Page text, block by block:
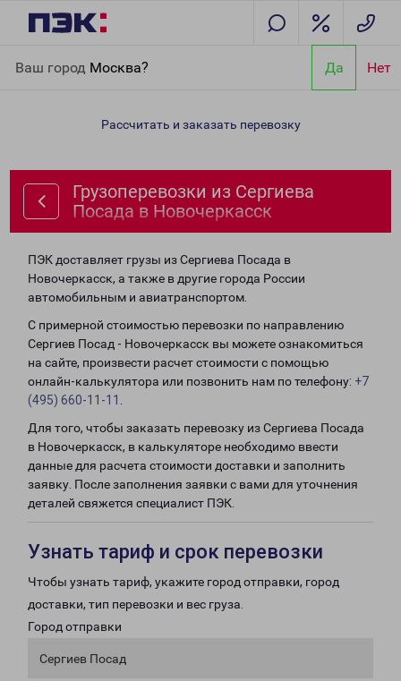
Ваш город Москва? Да Нет
Новочеркасск
Рассчитать и заказать перевозку
Грузоперевозки из Сергиева
Посада в Новочеркасск
ПЭК доставляет грузы из Сергиева Посада в
Новочеркасск, а также в другие города России
автомобильным и авиатранспортом.
С примерной стоимостью перевозки по направлению
Сергиев Посад - Новочеркасск вы можете ознакомиться
на сайте, произвести расчет стоимости с помощью
онлайн-калькулятора или позвонить нам по телефону: +7
(495) 660-11-11
Для того, чтобы заказать перевозку из Сергиева Посада
в Новочеркасск, в калькуляторе необходимо ввести
данные для расчета стоимости доставки и заполнить
заявку. После заполнения заявки с вами для уточнения
деталей свяжется специалист ПЭК.
Узнать тариф и срок перевозки
Чтобы узнать тариф, укажите город отправки, город
доставки, тип перевозки и вес груза.
Город отправки
Сергиев Посад